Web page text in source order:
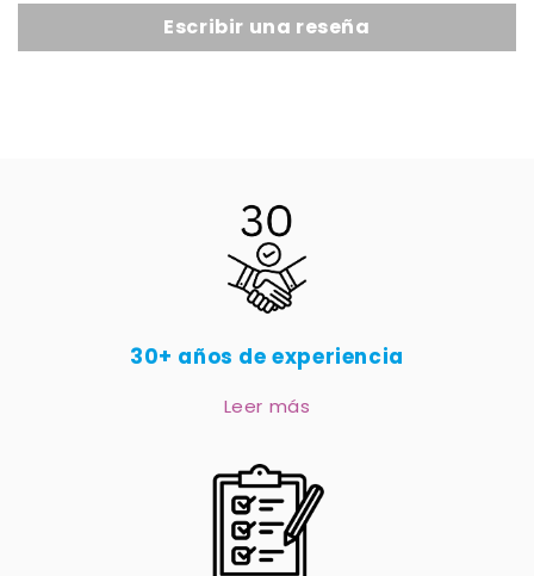
Escribir una reseña
30+ años de experiencia
Leer más